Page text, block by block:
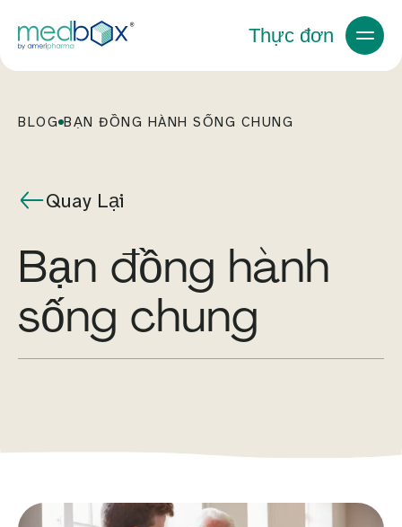
Thực đơn
BLOG BẠN ĐỒNG HÀNH SỐNG CHUNG
Quay Lại
bạn đồng hành
sống chung